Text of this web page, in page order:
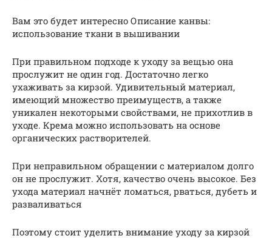
Вам это будет интересно Описание канвы:
использование ткани в вышивании
При правильном подходе к уходу за вещью она
прослужит не один год. Достаточно легко
ухаживать за кирзой. Удивительный материал,
имеющий множество преимуществ, а также
уникален некоторыми свойствами, не прихотлив в
уходе. Крема можно использовать на основе
органических растворителей.
При неправильном обращении с материалом долго
он не прослужит. Хотя, качество очень высокое. Без
ухода материал начнёт ломаться, рваться, дубеть и
разваливаться
Поэтому стоит уделить внимание уходу за кирзой